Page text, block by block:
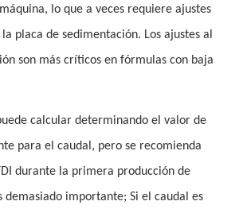
lo que a veces requiere ajustes
placa de sedimentación. Los ajustes al
son más críticos en fórmulas con baja
calcular determinando el valor de
para el caudal, pero se recomienda
durante la primera producción de
demasiado importante; Si el caudal es